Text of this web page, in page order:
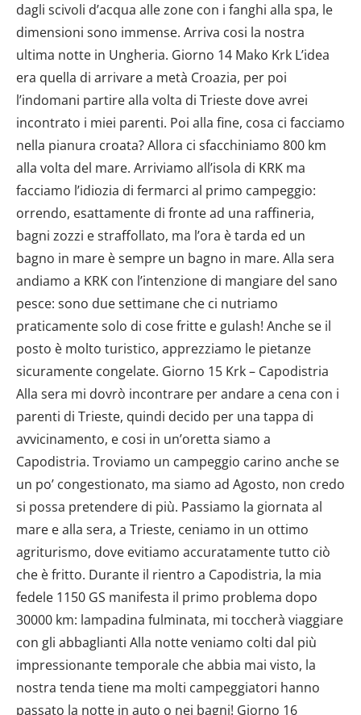
Approfondisci come vengono elaborati i tuoi dati personali
e imposta le tue preferenze nellasezione dettagli. Puoi
modificare o ritirare il tuo consenso in qualsiasi momento
dalla Dichiarazione sui cookie.
Utilizziamo i cookie per personalizzare contenuti ed
annunci, per fornire funzionalità dei social media e per
analizzare il nostro traffico. Condividiamo inoltre
informazioni sul modo in cui utilizzi il nostro sito con i
nostri partner che si occupano di analisi dei dati web,
pubblicità e social media, i quali potrebbero combinarle
con altre informazioni che hai fornito loro o che hanno
raccolto dal tuo utilizzo dei loro servizi.